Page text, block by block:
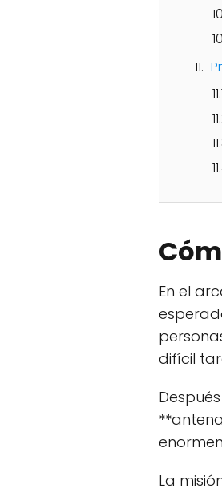
En el
difícil
La